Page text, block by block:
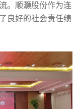
。顺灏股份作为连
良好的社会责任绩